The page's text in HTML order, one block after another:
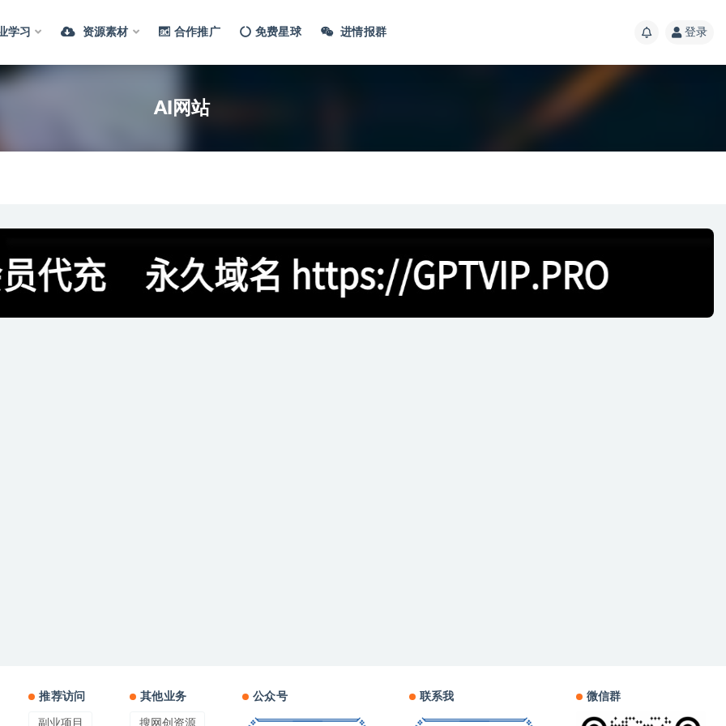
学习 资源素材 合作推广 免费星球 进情报群 登录
AI网站
推荐访问
副业项目
其他业务
搜网创资源
公众号 联系我 微信群